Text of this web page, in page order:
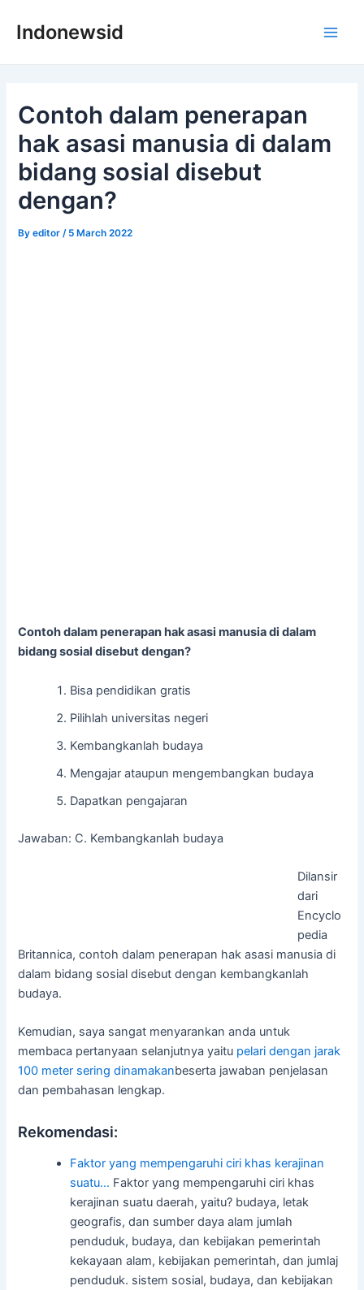
Indonewsid
Contoh dalam penerapan
hak asasi manusia di dalam
bidang sosial disebut
dengan?
Byeditor / 5 March 2022
Contoh dalam penerapan hak asasi manusia di dalam
bidang sosial disebut dengan?
Bisa pendidikan gratis
Pilihlah universitas negeri
Kembangkanlah budaya
Mengajar ataupun mengembangkan budaya
Dapatkan pengajaran
Jawaban: C. Kembangkanlah budaya
Dilansir
dari
Encyclo
pedia
Britannica, contoh dalam penerapan hak asasi manusia di
dalam bidang sosial disebut dengan kembangkanlah
budaya.
Kemudian, saya sangat menyarankan anda untuk
membaca pertanyaan selanjutnya yaitu pelari dengan jarak
100 meter sering dinamakanbeserta jawaban penjelasan
dan pembahasan lengkap.
Rekomendasi:
Faktor yang mempengaruhi ciri khas kerajinan
suatu… Faktor yang mempengaruhi ciri khas
kerajinan suatu daerah, yaitu? budaya, letak
geografis, dan sumber daya alam jumlah
penduduk, budaya, dan kebijakan pemerintah
kekayaan alam, kebijakan pemerintah, dan jumlaj
penduduk. sistem sosial, budaya, dan kebijakan